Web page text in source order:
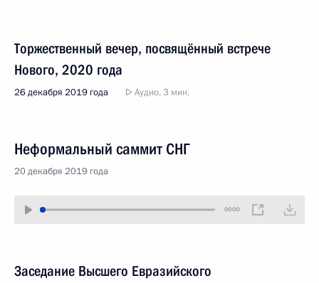
Торжественный вечер, посвящённый встрече
Нового, 2020 года
26 декабря 2019 года Аудио, 3 мин.
Неформальный саммит СНГ
20 декабря 2019 года
00:00
Заседание Высшего Евразийского